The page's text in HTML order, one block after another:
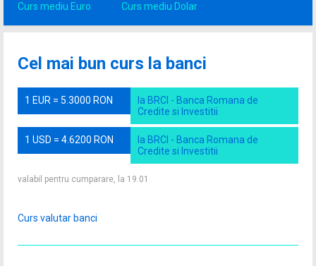
Curs mediu Euro Curs mediu Dolar
Cel mai bun curs la banci
1 EUR = 5.3000 RON
la BRCI - Banca Romana de
Credite si Investitii
1 USD = 4.6200 RON
la BRCI - Banca Romana de
Credite si Investitii
valabil pentru cumparare, la 19.01
Curs valutar banci